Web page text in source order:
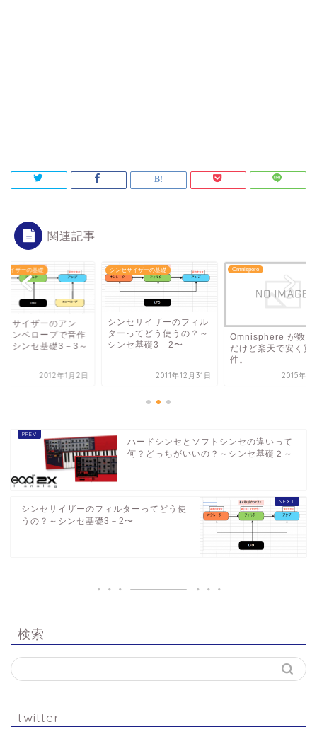
関連記事
シンセサイザーの基礎
ンセサイザーのフィル
ーってどう使うの？～
ンセ基礎3－2〜
2011年12月31日
Omnispere
Omnisphere が数量限定
だけど楽天で安く買えた
2015年5月10日
シンセサイザーの基礎
シンセサイザー
プ、エンベロー
り！～シンセ基
2012
ハードシンセとソフトシンセの違いって
何？どっちがいいの？～シンセ基礎２～
シンセサイザーのフィルターってどう使
うの？～シンセ基礎3－2〜
検索
twitter